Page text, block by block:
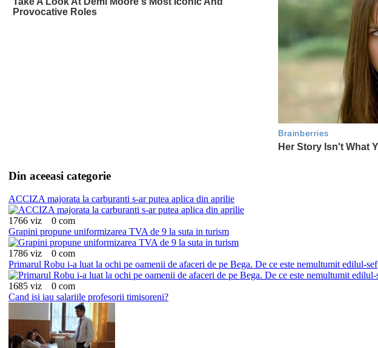
Din aceeasi categorie
ACCIZA majorata la carburanti s-ar putea aplica din aprilie
1766 viz
0 com
Grapini propune uniformizarea TVA de 9 la suta in turism
1786 viz
0 com
Primarul Robu i-a luat la ochi pe oamenii de afaceri de pe Bega. De ce este nemultumit edilul-sef
1685 viz
0 com
Cand isi iau salariile profesorii timisoreni?